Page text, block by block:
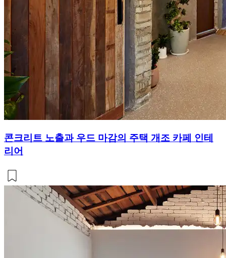
콘크리트 노출과 우드 마감의 주택 개조 카페 인테
리어